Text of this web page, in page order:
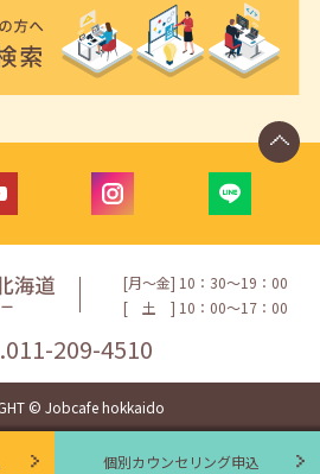
個別カウンセリング申込
[月〜金] 10：30〜19：00
[
土 ] 10：00〜17：00
011-209-4510
© Jobcafe hokkaido